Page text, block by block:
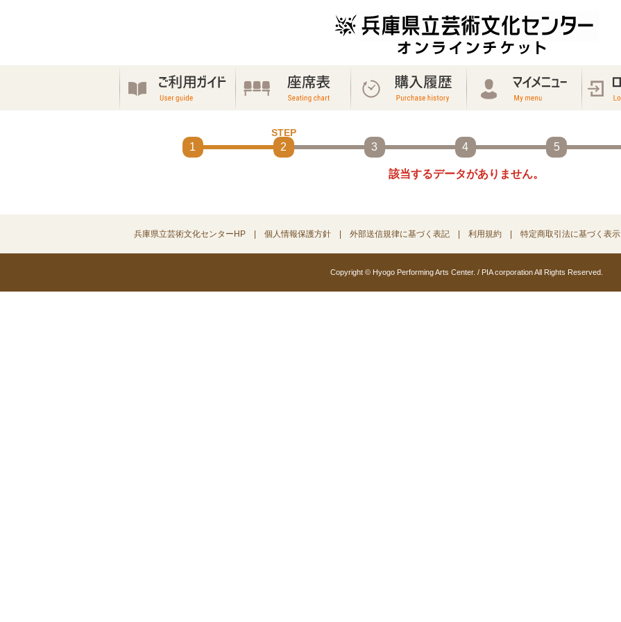
1 2 3 4 5
該当するデータがありません。
兵庫県立芸術文化センターHP 個人情報保護方針 外部送信規律に基づく表記 利用規約 特定商取引法に基づく表示
Copyright © Hyogo Performing Arts Center. / PIA corporation All Rights Reserved.